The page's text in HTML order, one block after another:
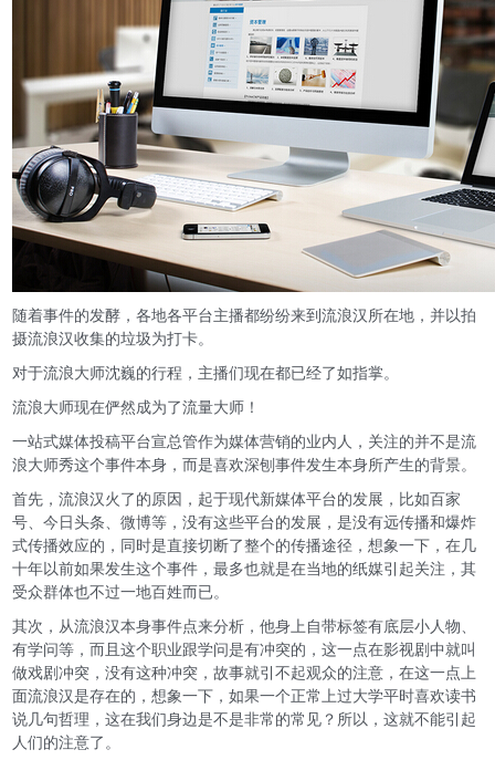
随着事件的发酵，各地各平台主播都纷纷来到流浪汉所在地，并以拍
摄流浪汉收集的垃圾为打卡。
对于流浪大师沈巍的行程，主播们现在都已经了如指掌。
流浪大师现在俨然成为了流量大师！
一站式媒体投稿平台宣总管作为媒体营销的业内人，关注的并不是流
浪大师秀这个事件本身，而是喜欢深刨事件发生本身所产生的背景。
首先，流浪汉火了的原因，起于现代新媒体平台的发展，比如百家
号、今日头条、微博等，没有这些平台的发展，是没有远传播和爆炸
式传播效应的，同时是直接切断了整个的传播途径，想象一下，在几
十年以前如果发生这个事件，最多也就是在当地的纸媒引起关注，其
受众群体也不过一地百姓而已。
其次，从流浪汉本身事件点来分析，他身上自带标签有底层小人物、
有学问等，而且这个职业跟学问是有冲突的，这一点在影视剧中就叫
做戏剧冲突，没有这种冲突，故事就引不起观众的注意，在这一点上
面流浪汉是存在的，想象一下，如果一个正常上过大学平时喜欢读书
说几句哲理，这在我们身边是不是非常的常见？所以，这就不能引起
人们的注意了。